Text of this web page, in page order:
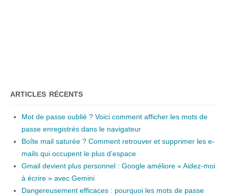
ARTICLES RÉCENTS
Mot de passe oublié ? Voici comment afficher les mots de
passe enregistrés dans le navigateur
Boîte mail saturée ? Comment retrouver et supprimer les e-
mails qui occupent le plus d’espace
Gmail devient plus personnel : Google améliore « Aidez-moi
à écrire » avec Gemini
Dangereusement efficaces : pourquoi les mots de passe